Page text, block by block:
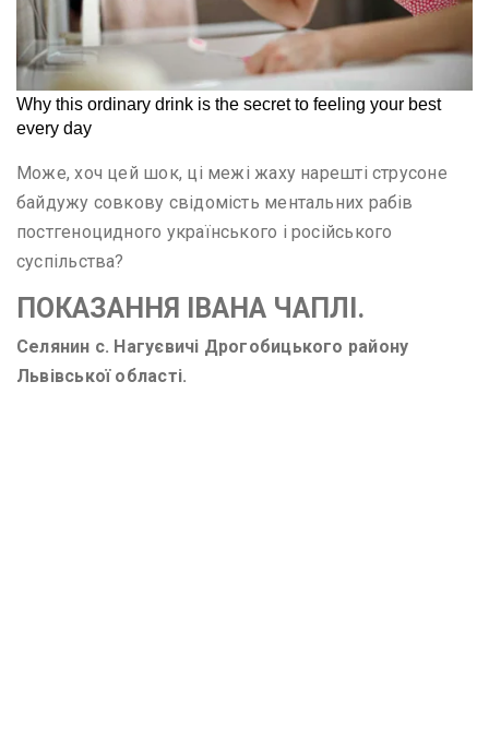
Може, хоч цей шок, ці межі жаху нарешті струсоне
байдужу совкову свідомість ментальних рабів
постгеноцидного українського і російського
суспільства?
ПОКАЗАННЯ ІВАНА ЧАПЛІ.
Селянин с. Нагуєвичі Дрогобицького району
Львівської області.